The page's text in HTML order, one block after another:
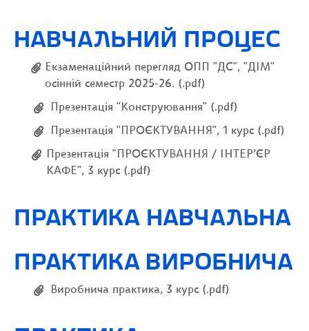
НАВЧАЛЬНИЙ ПРОЦЕС
Екзаменаційний перегляд ОПП "ДС", "ДІМ"
осінній семестр 2025-26. (.pdf)
Презентація "Конструювання" (.pdf)
Презентація "ПРОЄКТУВАННЯ", 1 курс (.pdf)
Презентація "ПРОЄКТУВАННЯ / ІНТЕР’ЄР
КАФЕ", 3 курс (.pdf)
ПРАКТИКА НАВЧАЛЬНА
ПРАКТИКА ВИРОБНИЧА
Виробнича практика, 3 курс (.pdf)